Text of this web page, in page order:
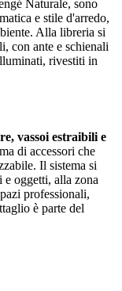
Naturale, sono
e stile d'arredo,
Alla libreria si
con ante e schienali
rivestiti in
vassoi estraibili e
di accessori che
Il sistema si
e oggetti, alla zona
professionali,
è parte del